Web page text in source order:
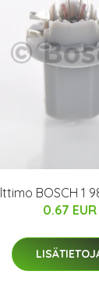
BOSCH 1
0.67 EUR